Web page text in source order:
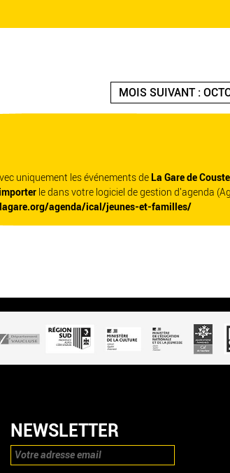
MOIS SUIVANT :
uniquement les événements de La Gare de
le dans votre logiciel de gestion d'agenda
agenda/ical/jeunes-et-familles/
NEWSLETTER